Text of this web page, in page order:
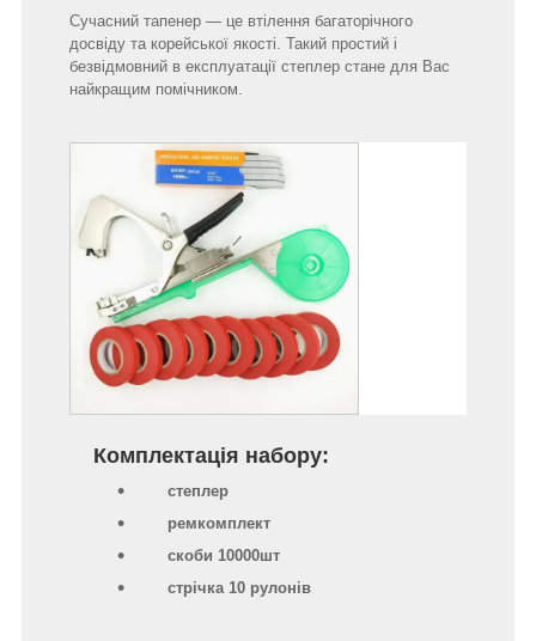
Сучасний тапенер — це втілення багаторічного
досвіду та корейської якості. Такий простий і
безвідмовний в експлуатації степлер стане для Вас
найкращим помічником.
Комплектація набору:
степлер
ремкомплект
скоби 10000шт
стрічка 10 рулонів